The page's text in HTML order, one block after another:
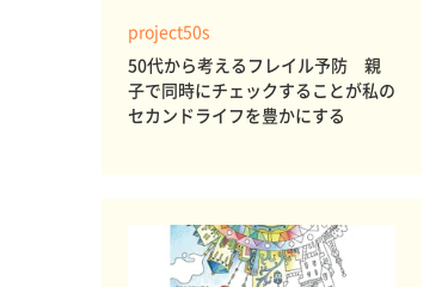
project50s
50代から考えるフレイル予防 親
子で同時にチェックすることが私の
セカンドライフを豊かにする